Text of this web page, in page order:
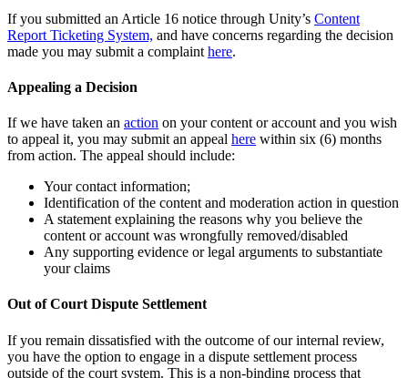
If you submitted an Article 16 notice through Unity’s Content
Report Ticketing System, and have concerns regarding the decision
made you may submit a complaint here.
Appealing a Decision
If we have taken an action on your content or account and you wish
to appeal it, you may submit an appeal here within six (6) months
from action. The appeal should include:
Your contact information;
Identification of the content and moderation action in question
A statement explaining the reasons why you believe the
content or account was wrongfully removed/disabled
Any supporting evidence or legal arguments to substantiate
your claims
Out of Court Dispute Settlement
If you remain dissatisfied with the outcome of our internal review,
you have the option to engage in a dispute settlement process
outside of the court system. This is a non-binding process that